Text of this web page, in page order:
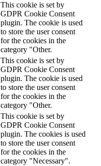
This cookie is set by
GDPR Cookie Consent
plugin. The cookie is used
to store the user consent
for the cookies in the
category "Other.
This cookie is set by
GDPR Cookie Consent
plugin. The cookie is used
to store the user consent
for the cookies in the
category "Other.
This cookie is set by
GDPR Cookie Consent
plugin. The cookies is used
to store the user consent
for the cookies in the
category "Necessary".